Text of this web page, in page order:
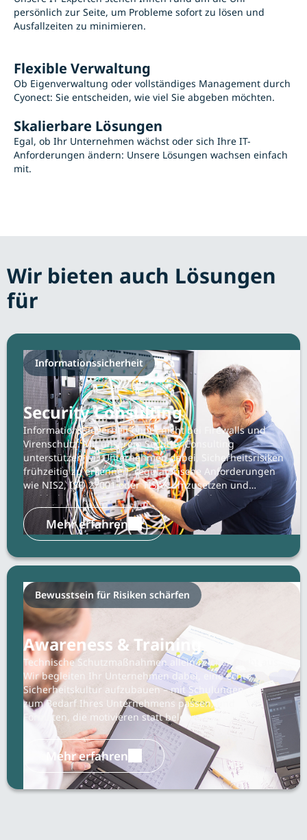
persönlich zur Seite, um Probleme sofort zu lösen und
Ausfallzeiten zu minimieren.
Flexible Verwaltung
Ob Eigenverwaltung oder vollständiges Management durch
Cyonect: Sie entscheiden, wie viel Sie abgeben möchten.
Skalierbare Lösungen
Egal, ob Ihr Unternehmen wächst oder sich Ihre IT-
Anforderungen ändern: Unsere Lösungen wachsen einfach
mit.
Wir bieten auch Lösungen
für
Informationssicherheit
Security Consulting
Informationssicherheit endet nicht bei Firewalls und
Virenschutz. Mit unserem Security Consulting
unterstützen wir Unternehmen dabei, Sicherheitsrisiken
frühzeitig zu erkennen, regulatorische Anforderungen
wie NIS2, ISO 27001 oder TISAX umzusetzen und
nachhaltige Sicherheitsstrukturen aufzubauen.
Mehr erfahren
Bewusstsein für Risiken schärfen
Awareness & Training
Technische Schutzmaßnahmen allein reichen nicht aus.
Wir begleiten Ihr Unternehmen dabei, eine echte
Sicherheitskultur aufzubauen – mit Schulungen, die
zum Bedarf Ihres Unternehmens passen, und
Formaten, die motivieren statt belehren.
Mehr erfahren